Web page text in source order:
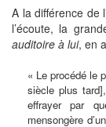
A la différence de
l’écoute, la
auditoire à lui, en
« Le procédé le
siècle plus
effrayer par
mensongère